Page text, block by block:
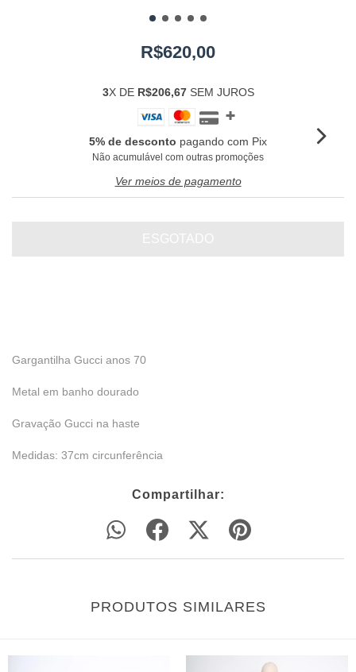
R$620,00
3X DE R$206,67SEM JUROS
5% de desconto pagando com Pix
Não acumulável com outras promoções
Ver meios de pagamento
Gargantilha Gucci anos 70
Metal em banho dourado
Gravação Gucci na haste
Medidas: 37cm circunferência
Compartilhar:
PRODUTOS SIMILARES